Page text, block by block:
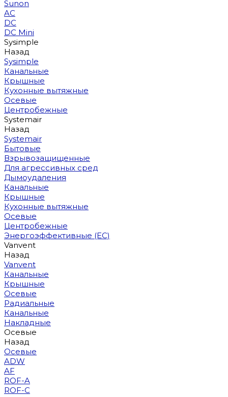
Sunon
AC
DC
DC Mini
Sysimple
Назад
Sysimple
Канальные
Крышные
Кухонные вытяжные
Осевые
Центробежные
Systemair
Назад
Systemair
Бытовые
Взрывозащищенные
Для агрессивных сред
Дымоудаления
Канальные
Крышные
Кухонные вытяжные
Осевые
Центробежные
Энергоэффективные (EC)
Vanvent
Назад
Vanvent
Канальные
Крышные
Осевые
Радиальные
Канальные
Накладные
Осевые
Назад
Осевые
ADW
AF
ROF-A
ROF-C